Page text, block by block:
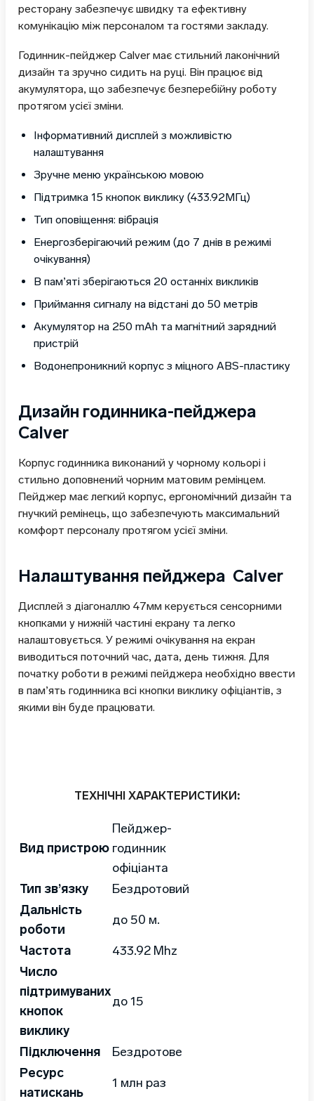
ресторану забезпечує швидку та ефективну
комунікацію між персоналом та гостями закладу.
Годинник-пейджер Calver має стильний лаконічний
дизайн та зручно сидить на руці. Він працює від
акумулятора, що забезпечує безперебійну роботу
протягом усієї зміни.
Інформативний дисплей з можливістю
налаштування
Зручне меню українською мовою
Підтримка 15 кнопок виклику (433.92МГц)
Тип оповіщення: вібрація
Енергозберігаючий режим (до 7 днів в режимі
очікування)
В пам’яті зберігаються 20 останніх викликів
Приймання сигналу на відстані до 50 метрів
Акумулятор на 250 mAh та магнітний зарядний
пристрій
Водонепроникний корпус з міцного ABS-пластику
Дизайн годинника-пейджера
Calver
Корпус годинника виконаний у чорному кольорі і
стильно доповнений чорним матовим ремінцем.
Пейджер має легкий корпус, ергономічний дизайн та
гнучкий ремінець, що забезпечують максимальний
комфорт персоналу протягом усієї зміни.
Налаштування пейджера Calver
Дисплей з діагоналлю 47мм керується сенсорними
кнопками у нижній частині екрану та легко
налаштовується. У режимі очікування на екран
виводиться поточний час, дата, день тижня. Для
початку роботи в режимі пейджера необхідно ввести
в пам’ять годинника всі кнопки виклику офіціантів, з
якими він буде працювати.
ТЕХНІЧНІ ХАРАКТЕРИСТИКИ:
Вид пристрою
Пейджер-
годинник
офіціанта
Тип зв’язку
Бездротовий
Дальність
роботи
до 50 м.
Частота
433.92 Mhz
Число
підтримуваних
кнопок
виклику
до 15
Підключення
Бездротове
Ресурс
натискань
1 млн раз